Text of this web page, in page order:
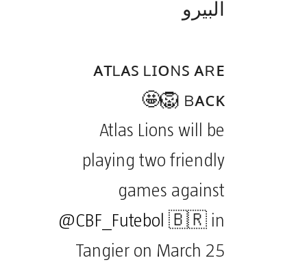
البيرو
ᴀᴛʟᴀꜱ ʟɪᴏɴꜱ ᴀʀᴇ
ʙᴀᴄᴋ 🦁🤩
Atlas Lions will be
playing two friendly
games against
@CBF_Futebol 🇧🇷 in
Tangier on March 25